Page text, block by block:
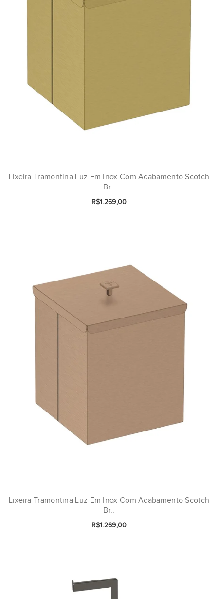
Lixeira Tramontina Luz Em Inox Com Acabamento Scotch
Br..
R$1.269,00
Lixeira Tramontina Luz Em Inox Com Acabamento Scotch
Br..
R$1.269,00